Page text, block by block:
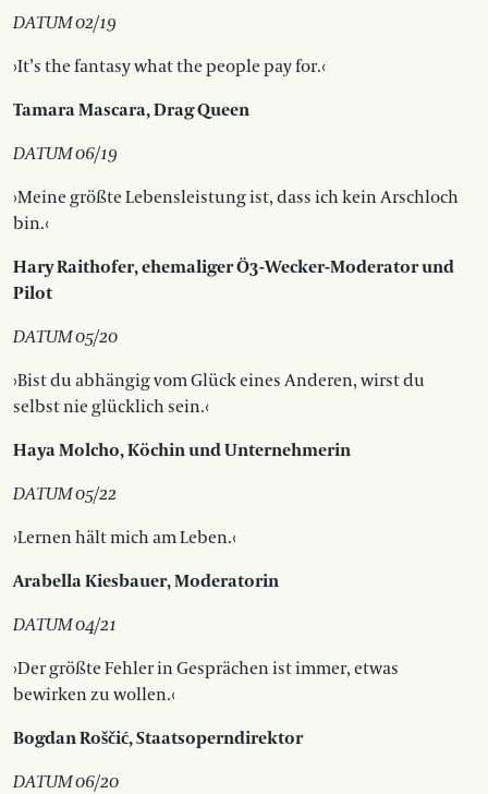
DATUM 02/19
›It’s the fantasy what the people pay for.‹
Tamara Mascara, Drag Queen
DATUM 06/19
›Meine größte Lebensleistung ist, dass ich kein Arschloch
bin.‹
Hary Raithofer, ehemaliger Ö3-Wecker-Moderator und
Pilot
DATUM 05/20
›Bist du abhängig vom Glück eines Anderen, wirst du
selbst nie glücklich sein.‹
Haya Molcho, Köchin und Unternehmerin
DATUM 05/22
›Lernen hält mich am Leben.‹
Arabella Kiesbauer, Moderatorin
DATUM 04/21
›Der größte Fehler in Gesprächen ist immer, etwas
bewirken zu wollen.‹
Bogdan Roščić, Staatsoperndirektor
DATUM 06/20